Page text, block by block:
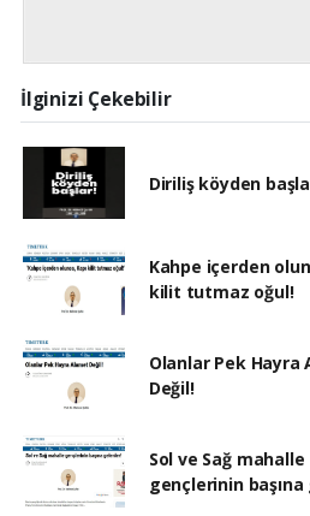
İlginizi Çekebilir
Diriliş köyden
Kahpe içerden
kilit tutmaz oğul!
Olanlar Pek Hayra
Değil!
Sol ve Sağ mahalle
gençlerinin